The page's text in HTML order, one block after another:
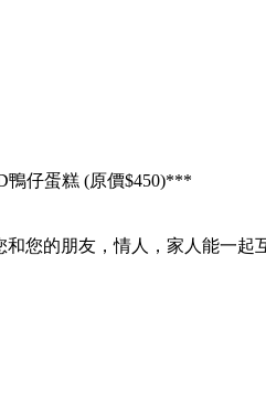
鴨仔蛋糕 (原價$450)***
和您的朋友，情人，家人能一